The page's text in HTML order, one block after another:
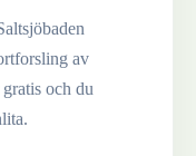
av
och du